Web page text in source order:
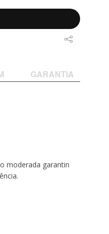
GARANTIA
moderada garantin